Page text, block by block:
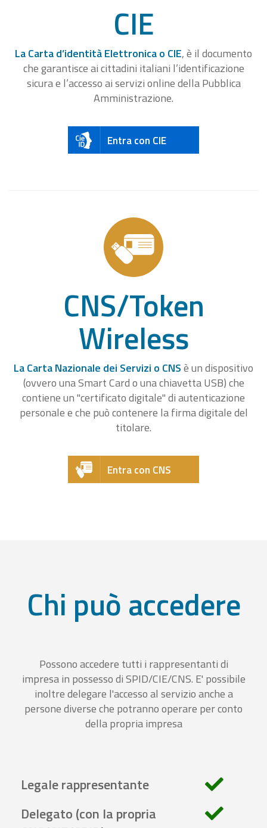
CIE
La Carta d’identità Elettronica o CIE, è il documento
che garantisce ai cittadini italiani l’identificazione
sicura e l’accesso ai servizi online della Pubblica
Amministrazione.
Entra con CIE
CNS/Token
Wireless
La Carta Nazionale dei Servizi o CNSè un dispositivo
(ovvero una Smart Card o una chiavetta USB) che
contiene un "certificato digitale" di autenticazione
personale e che può contenere la firma digitale del
titolare.
Entra con CNS
Chi può accedere
Possono accedere tutti i rappresentanti di
impresa in possesso di SPID/CIE/CNS. E' possibile
inoltre delegare l'accesso al servizio anche a
persone diverse che potranno operare per conto
della propria impresa
Legale rappresentante
Delegato (con la propria